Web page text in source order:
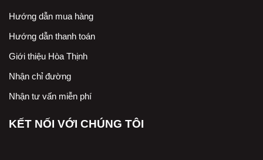
Hướng dẫn mua hàng
Hướng dẫn thanh toán
Giới thiệu Hòa Thịnh
Nhận chỉ đường
Nhận tư vấn miễn phí
KẾT NỐI VỚI CHÚNG TÔI